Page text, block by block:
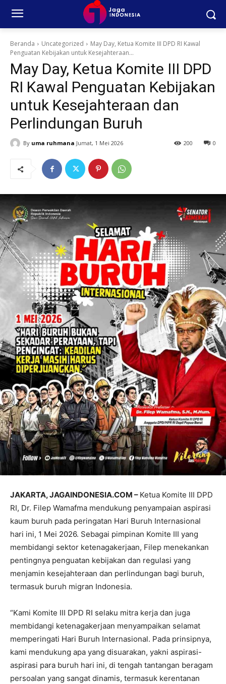
Beranda Uncategorized
May Day, Ketua Komite III DPD RI Kawal
Penguatan Kebijakan untuk Kesejahteraan...
May Day, Ketua Komite III DPD
RI Kawal Penguatan Kebijakan
untuk Kesejahteraan dan
Perlindungan Buruh
By uma ruhmana Jumat, 1 Mei 2026 0
200
JAKARTA, JAGAINDONESIA.COM – Ketua Komite III DPD
RI, Dr. Filep Wamafma mendukung penyampaian aspirasi
kaum buruh pada peringatan Hari Buruh Internasional
hari ini, 1 Mei 2026. Sebagai pimpinan Komite III yang
membidangi sektor ketenagakerjaan, Filep menekankan
pentingnya penguatan kebijakan dan regulasi yang
menjamin kesejahteraan dan perlindungan bagi buruh,
termasuk buruh migran Indonesia.
“Kami Komite III DPD RI selaku mitra kerja dan juga
membidangi ketenagakerjaan menyampaikan selamat
memperingati Hari Buruh Internasional. Pada prinsipnya,
kami mendukung apa yang disuarakan, yakni aspirasi-
aspirasi para buruh hari ini, di tengah tantangan beragam
persoalan yang sangat dinamis, termasuk kerentanan